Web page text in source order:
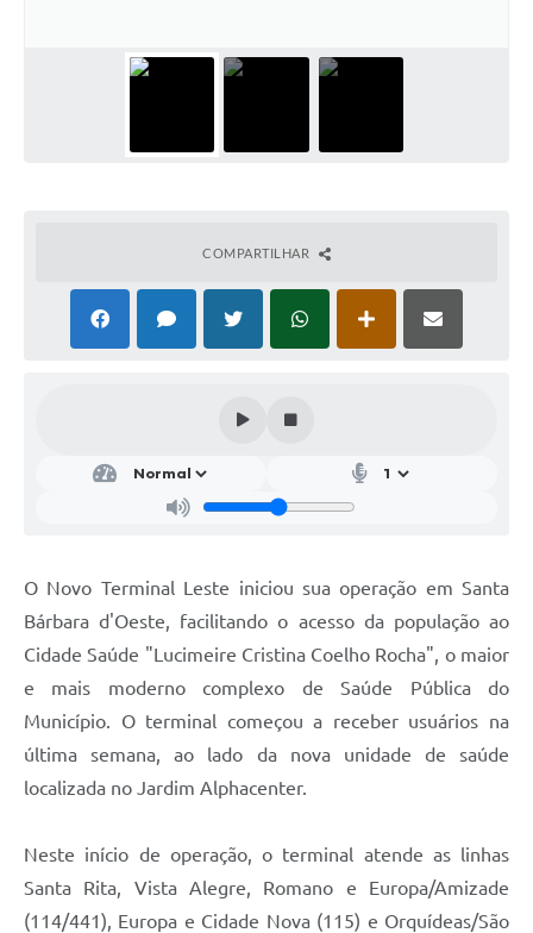
Contato
Plano Municipal de Segurança Pública
Plano de Contratações Anuais
COMPARTILHAR
O Novo Terminal Leste iniciou sua operação em Santa
Bárbara d'Oeste, facilitando o acesso da população ao
Cidade Saúde "Lucimeire Cristina Coelho Rocha", o maior
e mais moderno complexo de Saúde Pública do
Município. O terminal começou a receber usuários na
última semana, ao lado da nova unidade de saúde
localizada no Jardim Alphacenter.
Neste início de operação, o terminal atende as linhas
Santa Rita, Vista Alegre, Romano e Europa/Amizade
(114/441), Europa e Cidade Nova (115) e Orquídeas/São